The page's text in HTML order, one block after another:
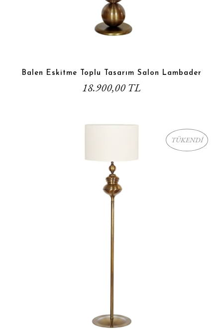
Balen Eskitme Toplu Tasarım Salon Lambader
18.900,00 TL
TÜKENDİ